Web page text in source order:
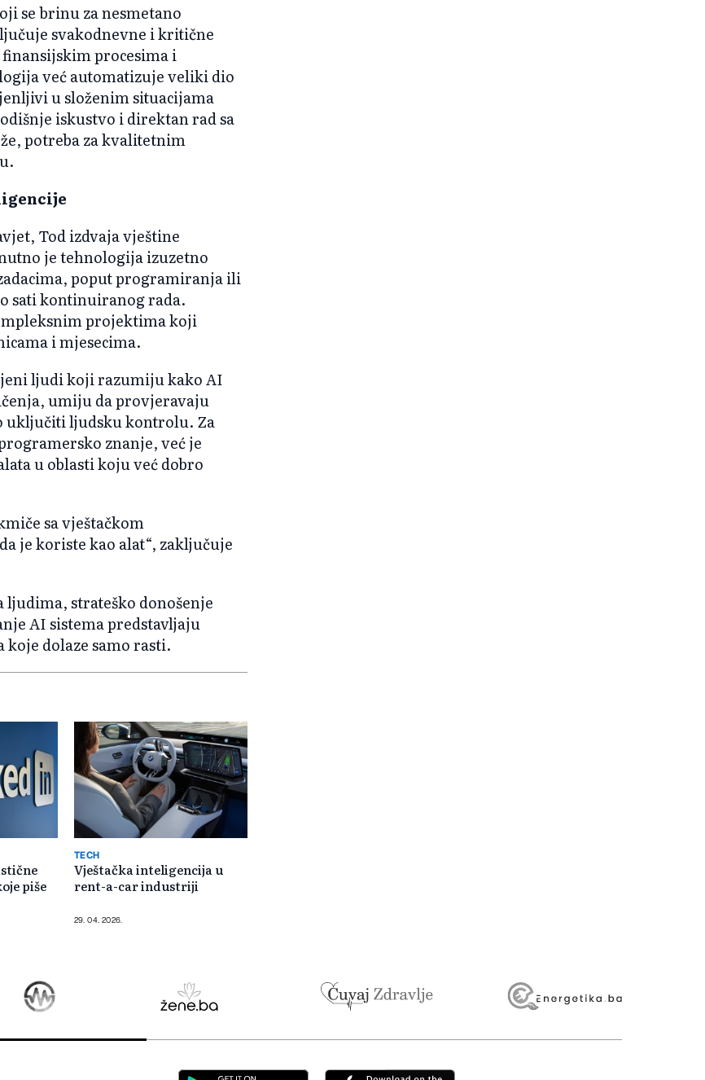
se brinu za nesmetano
svakodnevne i kritične
procesima i
već automatizuje veliki dio
u složenim situacijama
iskustvo i direktan rad sa
potreba za kvalitetnim
Tod izdvaja vještine
je tehnologija izuzetno
poput programiranja ili
sati kontinuiranog rada.
projektima koji
i mjesecima.
ljudi koji razumiju kako AI
umiju da provjeravaju
uključiti ljudsku kontrolu. Za
znanje, već je
u oblasti koju već dobro
sa vještačkom
je koriste kao alat“, zaključuje
strateško donošenje
AI sistema predstavljaju
dolaze samo rasti.
piše
TECH
Vještačka inteligencija u
rent-a-car industriji
29. 04. 2026.